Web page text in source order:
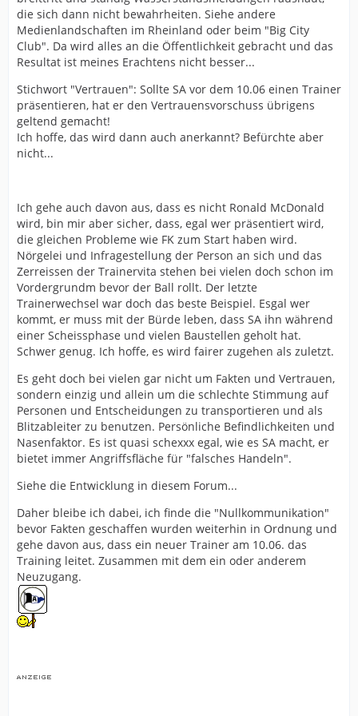
die sich dann nicht bewahrheiten. Siehe andere
Medienlandschaften im Rheinland oder beim "Big City
Club". Da wird alles an die Öffentlichkeit gebracht und das
Resultat ist meines Erachtens nicht besser...
Stichwort "Vertrauen": Sollte SA vor dem 10.06 einen Trainer
präsentieren, hat er den Vertrauensvorschuss übrigens
geltend gemacht!
Ich hoffe, das wird dann auch anerkannt? Befürchte aber
nicht...
Ich gehe auch davon aus, dass es nicht Ronald McDonald
wird, bin mir aber sicher, dass, egal wer präsentiert wird,
die gleichen Probleme wie FK zum Start haben wird.
Nörgelei und Infragestellung der Person an sich und das
Zerreissen der Trainervita stehen bei vielen doch schon im
Vordergrundm bevor der Ball rollt. Der letzte
Trainerwechsel war doch das beste Beispiel. Esgal wer
kommt, er muss mit der Bürde leben, dass SA ihn während
einer Scheissphase und vielen Baustellen geholt hat.
Schwer genug. Ich hoffe, es wird fairer zugehen als zuletzt.
Es geht doch bei vielen gar nicht um Fakten und Vertrauen,
sondern einzig und allein um die schlechte Stimmung auf
Personen und Entscheidungen zu transportieren und als
Blitzableiter zu benutzen. Persönliche Befindlichkeiten und
Nasenfaktor. Es ist quasi schexxx egal, wie es SA macht, er
bietet immer Angriffsfläche für "falsches Handeln".
Siehe die Entwicklung in diesem Forum...
Daher bleibe ich dabei, ich finde die "Nullkommunikation"
bevor Fakten geschaffen wurden weiterhin in Ordnung und
gehe davon aus, dass ein neuer Trainer am 10.06. das
Training leitet. Zusammen mit dem ein oder anderem
Neuzugang.